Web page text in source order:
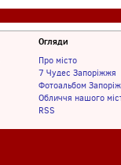
Огляди
Про місто
7 Чудес Запоріжжя
Фотоальбом
Обличчя нашого
RSS